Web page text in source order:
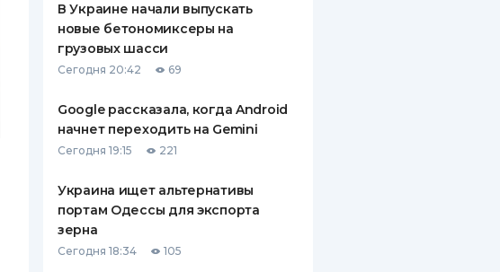
В Украине начали выпускать
новые бетономиксеры на
грузовых шасси
Сегодня 20:42 69
Google рассказала, когда Android
начнет переходить на Gemini
Сегодня 19:15 221
Украина ищет альтернативы
портам Одессы для экспорта
зерна
Сегодня 18:34 105